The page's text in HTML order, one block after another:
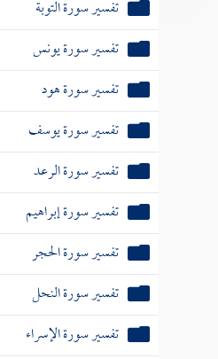
تفسير سورة التوبة
تفسير سورة يونس
تفسير سورة هود
تفسير سورة يوسف
تفسير سورة الرعد
تفسير سورة إبراهيم
تفسير سورة الحجر
تفسير سورة النحل
تفسير سورة الإسراء